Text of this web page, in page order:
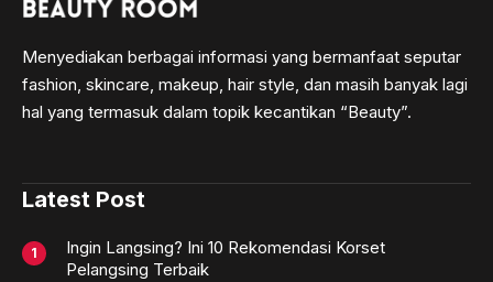
Menyediakan berbagai informasi yang bermanfaat seputar
fashion, skincare, makeup, hair style, dan masih banyak lagi
hal yang termasuk dalam topik kecantikan “Beauty”.
Latest Post
Ingin Langsing? Ini 10 Rekomendasi Korset
Pelangsing Terbaik